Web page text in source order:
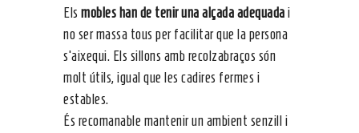
Els mobles han de tenir una alçada adequada i
no ser massa tous per facilitar que la persona
s’aixequi. Els sillons amb recolzabraços són
molt útils, igual que les cadires fermes i
estables.
És recomanable mantenir un ambient senzill i